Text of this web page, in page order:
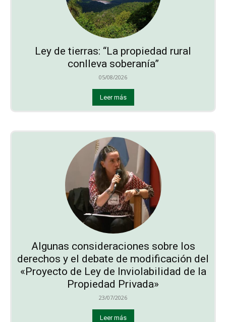
Ley de tierras: “La propiedad rural
conlleva soberanía”
05/08/2026
Leer más
Algunas consideraciones sobre los
derechos y el debate de modificación del
«Proyecto de Ley de Inviolabilidad de la
Propiedad Privada»
23/07/2026
Leer más